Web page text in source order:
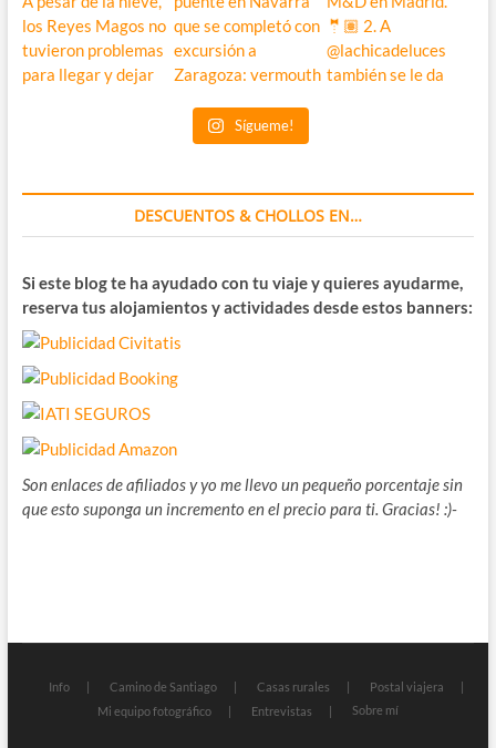
Sígueme!
DESCUENTOS & CHOLLOS EN…
Si este blog te ha ayudado con tu viaje y quieres ayudarme,
reserva tus alojamientos y actividades desde estos banners:
Son enlaces de afiliados y yo me llevo un pequeño porcentaje sin
que esto suponga un incremento en el precio para ti. Gracias! :)-
Info Camino de Santiago Casas rurales
Postal viajera
Mi equipo fotográfico
Entrevistas Sobre mí